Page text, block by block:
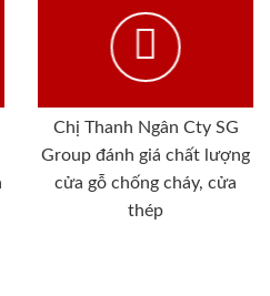
Chị Thanh Ngân Cty SG
Group đánh giá chất lượng
cửa gỗ chống cháy, cửa
thép